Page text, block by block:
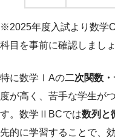
※2025年度入試より数学
科目を事前に確認しましょ
特に数学ⅠAの二次関数
度が高く、苦手な学生が
す。数学ⅡBCでは数列と
先的に学習することで、